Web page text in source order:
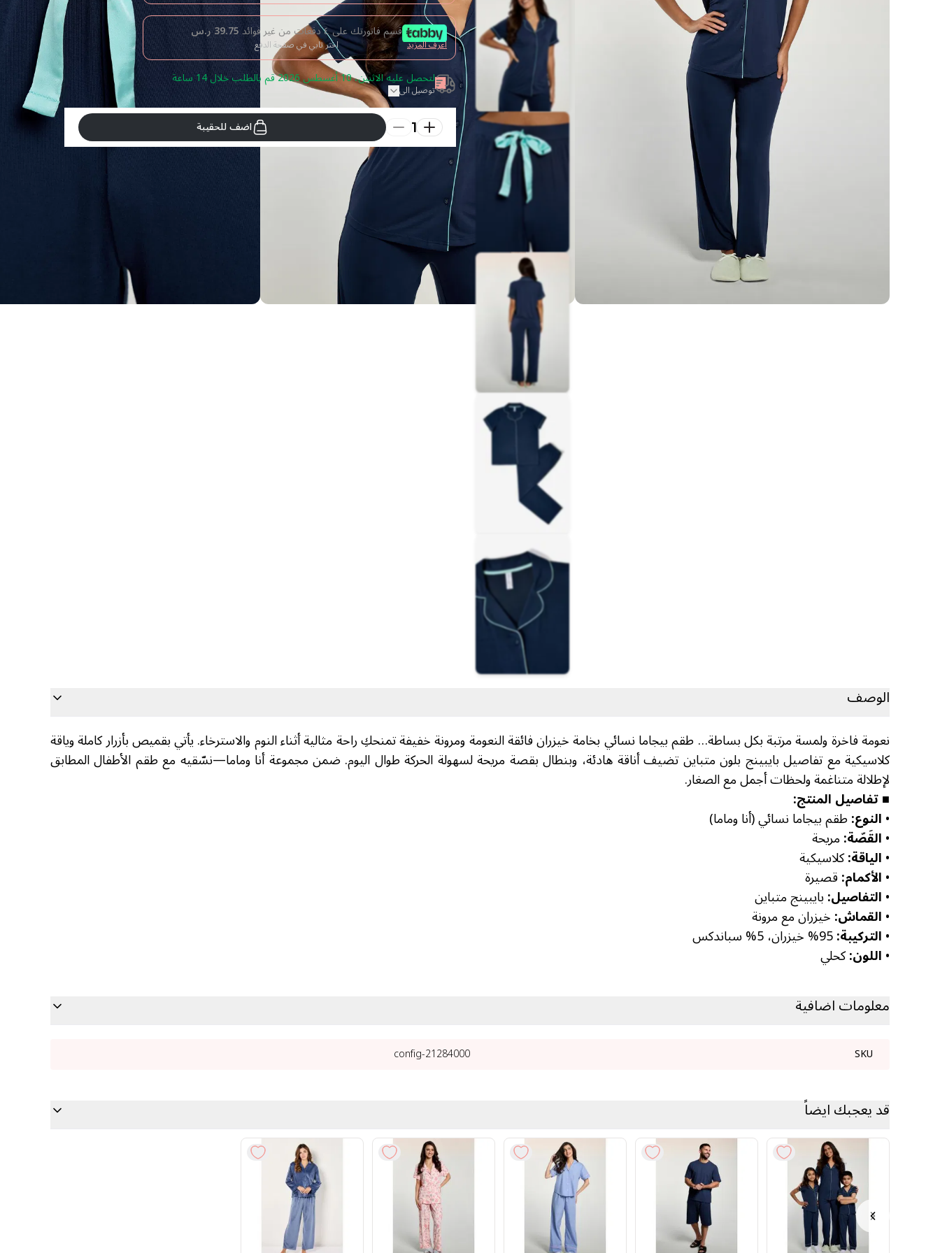
قسم فاتورتك على ٤ دفعات من غير فوائد 39.75 ر.س
اختر تابي في صفحة الدفع اعرف المزيد
لتحصل عليه الاثنين، 10 أغسطس 2026 قم بالطلب خلال 14 ساعة
توصيل الى
1 اضف للحقيبة
الوصف
نعومة فاخرة ولمسة مرتبة بكل بساطة… طقم بيجاما نسائي بخامة خيزران فائقة النعومة ومرونة خفيفة تمنحكِ راحة مثالية أثناء النوم والاسترخاء. يأتي بقميص بأزرار كاملة وياقة
كلاسيكية مع تفاصيل بايبينج بلون متباين تضيف أناقة هادئة، وبنطال بقصة مريحة لسهولة الحركة طوال اليوم. ضمن مجموعة أنا وماما—نسّقيه مع طقم الأطفال المطابق
لإطلالة متناغمة ولحظات أجمل مع الصغار.
■ تفاصيل المنتج:
•النوع:طقم بيجاما نسائي (أنا وماما)
•القَصّة:مريحة
•الياقة:كلاسيكية
•الأكمام:قصيرة
•التفاصيل:بايبينج متباين
•القماش:خيزران مع مرونة
•التركيبة:
•اللون:كحلي
معلومات اضافية
SKU
21284000-config
قد يعجبك ايضاً
Previous slide
Next slide